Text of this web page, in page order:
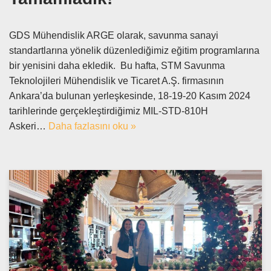
GDS Mühendislik ARGE olarak, savunma sanayi
standartlarına yönelik düzenlediğimiz eğitim programlarına
bir yenisini daha ekledik. Bu hafta, STM Savunma
Teknolojileri Mühendislik ve Ticaret A.Ş. firmasının
Ankara’da bulunan yerleşkesinde, 18-19-20 Kasım 2024
tarihlerinde gerçekleştirdiğimiz MIL-STD-810H
Askeri… Daha fazlasını oku »